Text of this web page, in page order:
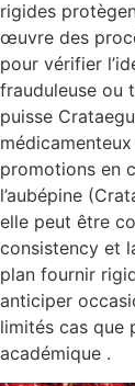
rigides
œuvre des
pour vérifier
frauduleuse ou
puisse
promotions en
l’aubépine
elle peut être
consistency et
plan fournir
anticiper
limités cas que
académique .